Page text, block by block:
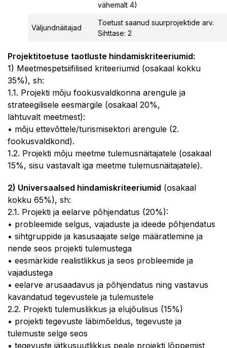
vähemalt 4)
Väljundnäitajad
Toetust saanud suurprojektide arv.
Sihttase: 2
Projektitoetuse taotluste hindamiskriteeriumid:
1) Meetmespetsiifilised kriteeriumid (osakaal kokku
35%), sh:
1.1. Projekti mõju fookusvaldkonna arengule ja
strateegilisele eesmärgile (osakaal 20%,
lähtuvalt meetmest):
• mõju ettevõttele/turismisektori arengule (2.
fookusvaldkond).
1.2. Projekti mõju meetme tulemusnäitajatele (osakaal
15%, sisu vastavalt iga meetme tulemusnäitajatele).
2) Universaalsed hindamiskriteeriumid (osakaal
kokku 65%), sh:
2.1. Projekti ja eelarve põhjendatus (20%):
• probleemide selgus, vajaduste ja ideede põhjendatus
• sihtgruppide ja kasusaajate selge määratlemine ja
nende seos projekti tulemustega
• eesmärkide realistlikkus ja seos probleemide ja
vajadustega
• eelarve arusaadavus ja põhjendatus ning vastavus
kavandatud tegevustele ja tulemustele
2.2. Projekti tulemuslikkus ja elujõulisus (15%)
• projekti tegevuste läbimõeldus, tegevuste ja
tulemuste selge seos
• tegevuste jätkusuutlikkus peale projekti lõppemist